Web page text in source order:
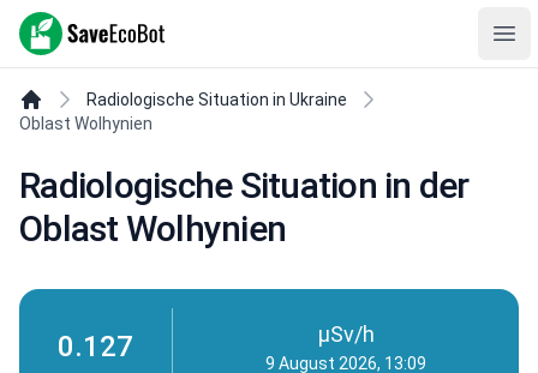
SaveEcoBot
Radiologische Situation in Ukraine
Oblast Wolhynien
Radiologische Situation in der
Oblast Wolhynien
0.127 µSv/h
9 August 2026, 13:09